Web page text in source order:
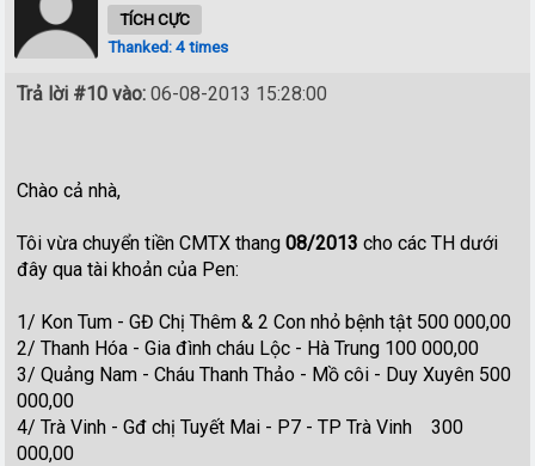
TÍCH CỰC
Thanked: 4 times
Trả lời #10 vào: 06-08-2013 15:28:00
Chào cả nhà,
Tôi vừa chuyển tiền CMTX thang08/2013 cho các TH dưới
đây qua tài khoản của Pen:
1/ Kon Tum - GĐ Chị Thêm & 2 Con nhỏ bệnh tật 500 000,00
2/ Thanh Hóa - Gia đình cháu Lộc - Hà Trung 100 000,00
3/ Quảng Nam - Cháu Thanh Thảo - Mồ côi - Duy Xuyên 500
000,00
4/ Trà Vinh - Gđ chị Tuyết Mai - P7 - TP Trà Vinh 300
000,00